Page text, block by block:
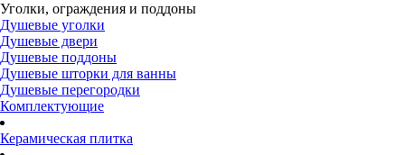
Уголки, ограждения и поддоны
Душевые уголки
Душевые двери
Душевые поддоны
Душевые шторки для ванны
Душевые перегородки
Комплектующие
Керамическая плитка